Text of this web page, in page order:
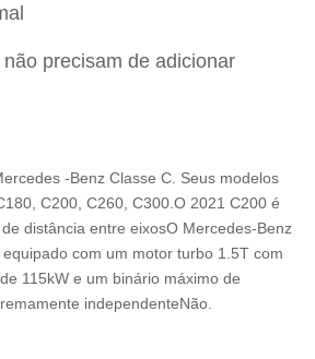
precisam de adicionar
-Benz Classe C. Seus modelos
C200, C260, C300.O 2021 C200 é
distância entre eixosO Mercedes-Benz
com um motor turbo 1.5T com
115kW e um binário máximo de
independenteNão.